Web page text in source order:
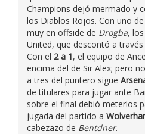
Champions dejó mermado y
los Diablos Rojos. Con uno
muy en offside de Drogba,
United, que descontó a través
Con el 2 a 1, el equipo de
encima del de Sir Alex; pero
a tres del puntero sigue
de titulares para jugar ante
sobre el final debió meterlos
jugada del partido a
cabezazo de Bentdner.